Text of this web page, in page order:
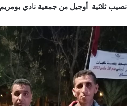
نصيب ثلاثية أوجيل من جمعية نادي بومريم